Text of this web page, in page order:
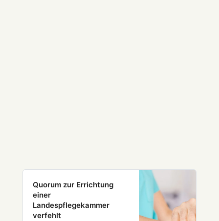
Quorum zur Errichtung
einer
Landespflegekammer
verfehlt